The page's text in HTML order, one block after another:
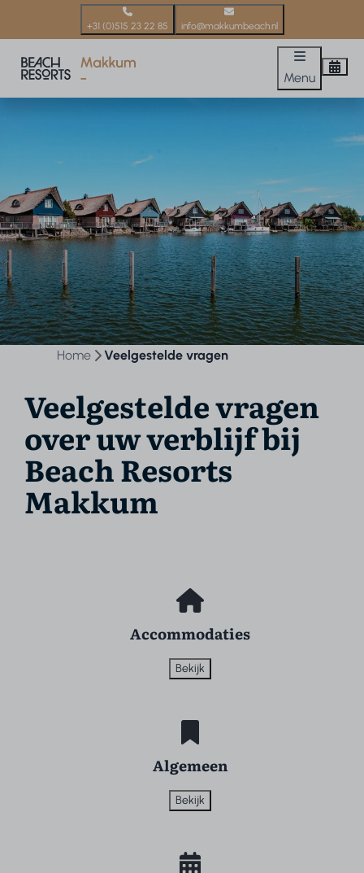
+31 (0)515 23 22 85 info@makkumbeach.nl
Menu
Home Veelgestelde vragen
Veelgestelde vragen
over uw verblijf bij
Beach Resorts
Makkum
Accommodaties
Bekijk
Algemeen
Bekijk